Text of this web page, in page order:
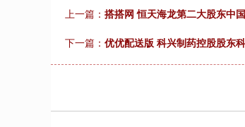
上一篇： 搭搭网 恒天海龙第二大股东中
下一篇： 优优配送版 科兴制药控股股东